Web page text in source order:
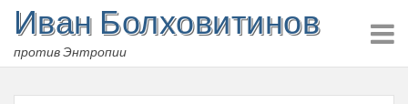
Skip
content
Иван Болховитинов
против Энтропии